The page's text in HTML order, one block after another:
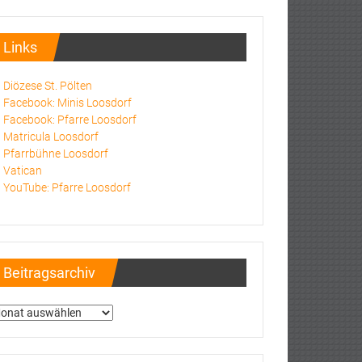
Links
Diözese St. Pölten
Facebook: Minis Loosdorf
Facebook: Pfarre Loosdorf
Matricula Loosdorf
Pfarrbühne Loosdorf
Vatican
YouTube: Pfarre Loosdorf
Beitragsarchiv